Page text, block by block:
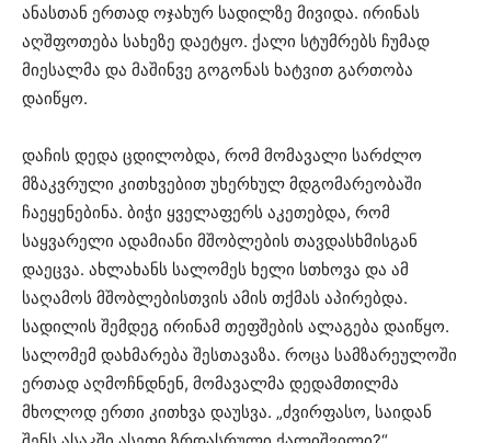
ანასთან ერთად ოჯახურ სადილზე მივიდა. ირინას
აღშფოთება სახეზე დაეტყო. ქალი სტუმრებს ჩუმად
მიესალმა და მაშინვე გოგონას ხატვით გართობა
დაიწყო.
დაჩის დედა ცდილობდა, რომ მომავალი სარძლო
მზაკვრული კითხვებით უხერხულ მდგომარეობაში
ჩაეყენებინა. ბიჭი ყველაფერს აკეთებდა, რომ
საყვარელი ადამიანი მშობლების თავდასხმისგან
დაეცვა. ახლახანს სალომეს ხელი სთხოვა და ამ
საღამოს მშობლებისთვის ამის თქმას აპირებდა.
სადილის შემდეგ ირინამ თეფშების ალაგება დაიწყო.
სალომემ დახმარება შესთავაზა. როცა სამზარეულოში
ერთად აღმოჩნდნენ, მომავალმა დედამთილმა
მხოლოდ ერთი კითხვა დაუსვა. „ძვირფასო, საიდან